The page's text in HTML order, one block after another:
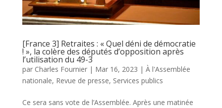
[France 3] Retraites : « Quel déni de démocratie
! », la colère des députés d’opposition après
l’utilisation du 49-3
par Charles Fournier| Mar 16, 2023 | À l'Assemblée
nationale, Revue de presse, Services publics
Ce sera sans vote de l’Assemblée. Après une matinée